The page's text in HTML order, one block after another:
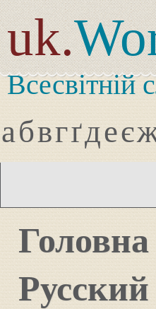
uk.
Всесвітній
абвгґдеє
Головна
Русский